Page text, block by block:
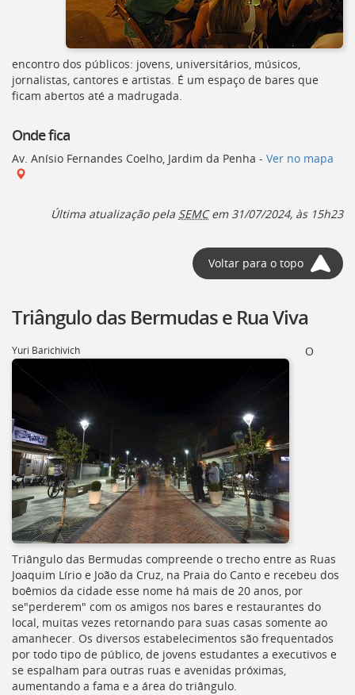
encontro dos públicos: jovens, universitários, músicos,
jornalistas, cantores e artistas. É um espaço de bares que
ficam abertos até a madrugada.
Onde fica
Av. Anísio Fernandes Coelho, Jardim da Penha - Ver no mapa
Última atualização pela SEMCem 31/07/2024, às 15h23
Voltar para o topo
Triângulo das Bermudas e Rua Viva
Yuri Barichivich O
Triângulo das Bermudas compreende o trecho entre as Ruas
Joaquim Lírio e João da Cruz, na Praia do Canto e recebeu dos
boêmios da cidade esse nome há mais de 20 anos, por
se"perderem" com os amigos nos bares e restaurantes do
local, muitas vezes retornando para suas casas somente ao
amanhecer. Os diversos estabelecimentos são frequentados
por todo tipo de público, de jovens estudantes a executivos e
se espalham para outras ruas e avenidas próximas,
aumentando a fama e a área do triângulo.